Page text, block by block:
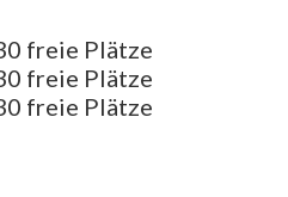
freie Plätze
freie Plätze
freie Plätze